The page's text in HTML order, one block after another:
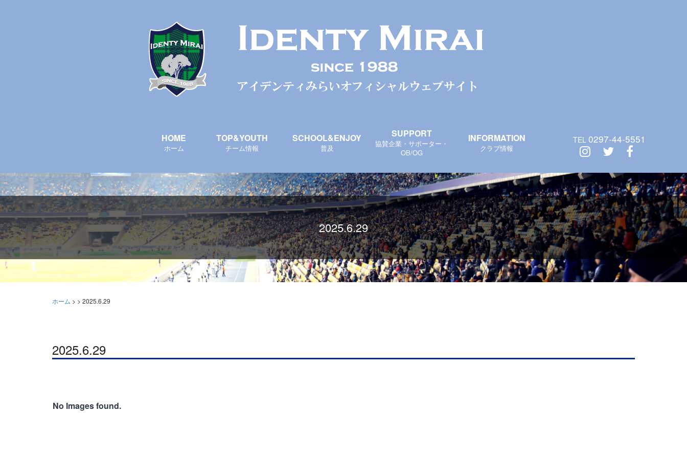
HOME
ホーム
TOP&YOUTH
チーム情報
SCHOOL&ENJOY
普及
SUPPORT
協賛企業・サポーター・
OB/OG
INFORMATION
クラブ情報
TEL 0297-44-5551
2025.6.29
ホーム > > 2025.6.29
2025.6.29
No Images found.